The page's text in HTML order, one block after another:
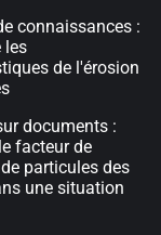
connaissances :
les
de l'érosion
documents :
facteur de
particules des
une situation